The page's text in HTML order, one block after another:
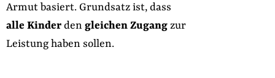
Armut basiert. Grundsatz ist, dass
alle Kinder den gleichen Zugang zur
Leistung haben sollen.